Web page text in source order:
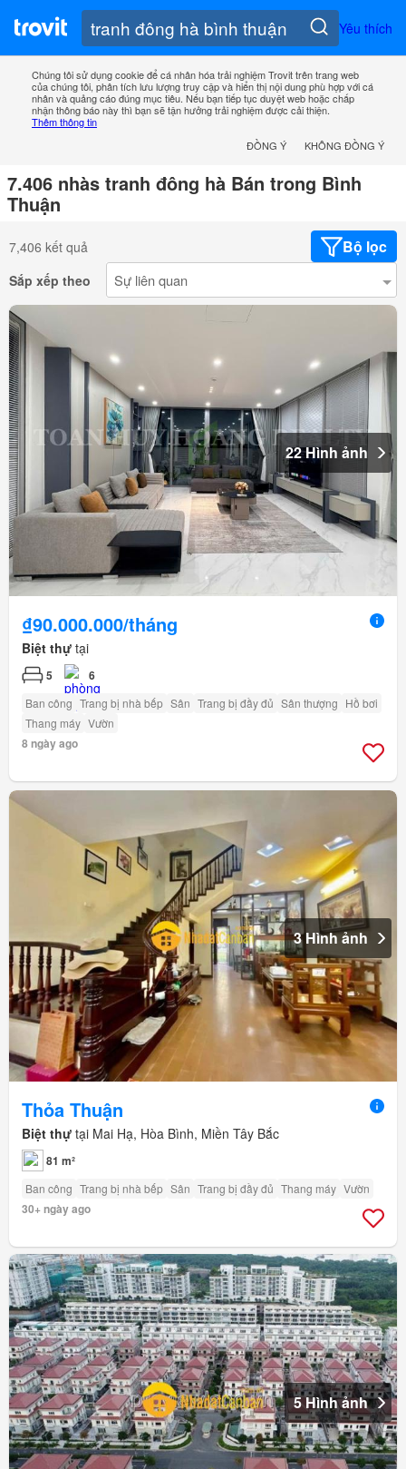
Yêu thích
Chúng tôi sử dụng cookie để cá nhân hóa trải nghiệm Trovit trên trang web
của chúng tôi, phân tích lưu lượng truy cập và hiển thị nội dung phù hợp với cá
nhân và quảng cáo đúng mục tiêu. Nếu bạn tiếp tục duyệt web hoặc chấp
nhận thông báo này thì bạn sẽ tận hưởng trải nghiệm được cải thiện.
Thêm thông tin
ĐỒNG Ý
KHÔNG ĐỒNG Ý
7.406 nhàs tranh đông hà Bán trong Bình
Thuận
7,406 kết quả Bộ lọc
Sắp xếp theo
22 Hình ảnh
₫90.000.000/tháng
Biệt thự tại
5 6
Ban công Trang bị nhà bếp Sân Trang bị đầy đủ Sân thượng Hồ bơi
Thang máy Vườn
8 ngày ago
3 Hình ảnh
Thỏa Thuận
Biệt thự tại Mai Hạ, Hòa Bình, Miền Tây Bắc
81 m²
Ban công Trang bị nhà bếp Sân Trang bị đầy đủ Thang máy Vườn
30+ ngày ago
5 Hình ảnh